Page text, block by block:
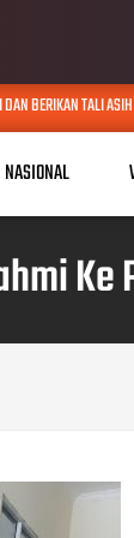
ASIH KEPADA
NASIONAL
Ke